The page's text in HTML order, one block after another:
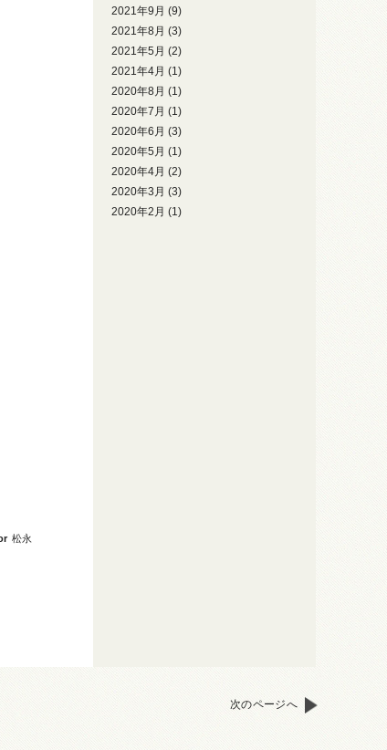
松永
2021年9月 (9)
2021年8月 (3)
2021年5月 (2)
2021年4月 (1)
2020年8月 (1)
2020年7月 (1)
2020年6月 (3)
2020年5月 (1)
2020年4月 (2)
2020年3月 (3)
2020年2月 (1)
次のページへ